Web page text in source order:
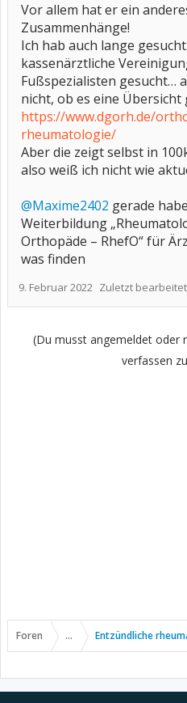
Vor allem hat er ein
Zusammenhänge!
Ich hab auch lange
kassenärztliche
Fußspezialisten gesucht…
nicht, ob es eine Übersicht
https://www.dgorh.de/
rheumatologie/
Aber die zeigt selbst in
also weiß ich nicht wie
@Maxime2402 gerade
Weiterbildung
Orthopäde – RhefO“ für
was finden
9. Februar 2022 Zuletzt
(Du musst angemeldet oder
verfassen
Foren ... Entzündliche